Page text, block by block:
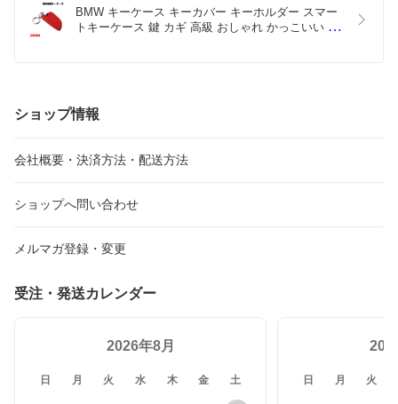
なっておりますが、キーケースの装着により電波の感度に若干影
響が出る場合がございます。この点については、キーケースを外
うございました。今後の製品改良の参考にさせていただきます。
BMW キーケース キーカバー キーホルダー スマー
トキーケース 鍵 カギ 高級 おしゃれ かっこいい 1 2
ショップ情報
会社概要・決済方法・配送方法
ショップへ問い合わせ
メルマガ登録・変更
受注・発送カレンダー
2026年8月
日 月 火 水 木 金 土 日 月 火